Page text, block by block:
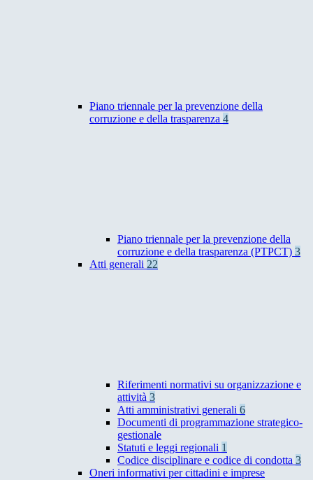
Piano triennale per la prevenzione della
corruzione e della trasparenza 4
Piano triennale per la prevenzione della
corruzione e della trasparenza (PTPCT) 3
Atti generali 22
Riferimenti normativi su organizzazione e
attività 3
Atti amministrativi generali 6
Documenti di programmazione strategico-
gestionale
Statuti e leggi regionali 1
Codice disciplinare e codice di condotta 3
Oneri informativi per cittadini e imprese